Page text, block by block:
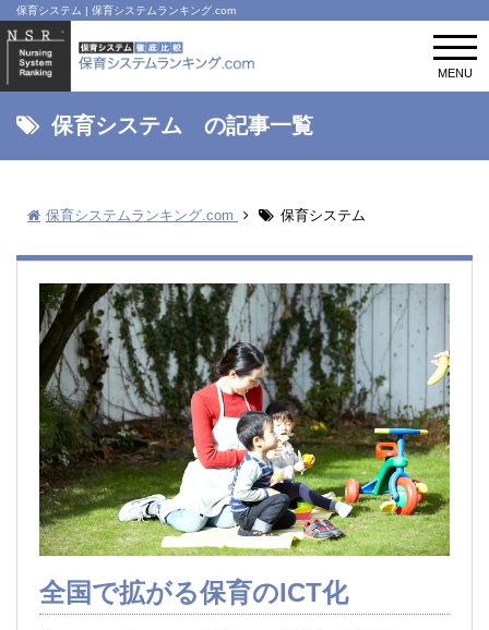
保育システム | 保育システムランキング.com
t
o
g
n
a
MENU
保育システム の記事一覧
保育システムランキング.com 保育システム
全国で拡がる保育のICT化